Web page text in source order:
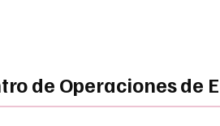
de Operaciones de